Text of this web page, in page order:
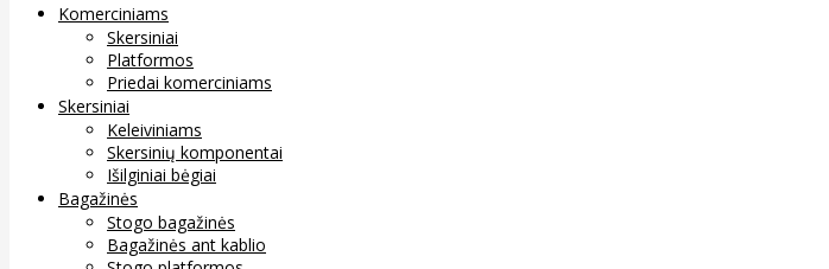
Komerciniams
Skersiniai
Platformos
Priedai komerciniams
Skersiniai
Keleiviniams
Skersinių komponentai
Išilginiai bėgiai
Bagažinės
Stogo bagažinės
Bagažinės ant kablio